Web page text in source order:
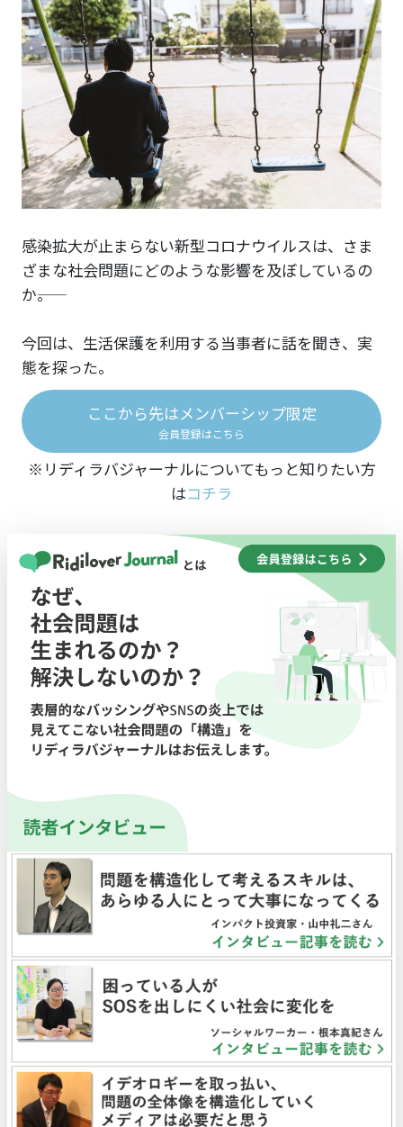
感染拡大が止まらない新型コロナウイルスは、さま
ざまな社会問題にどのような影響を及ぼしているの
か――。
今回は、生活保護を利用する当事者に話を聞き、実
態を探った。
ここから先はメンバーシップ限定
会員登録はこちら
※リディラバジャーナルについてもっと知りたい方
はコチラ